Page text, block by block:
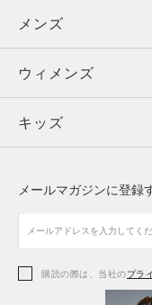
メンズ
ウィメンズ
キッズ
アクセサリー
メンズ
トップス
ボトムス
アクセサリー
ウィメンズ
トップス
シューズ
アクセサリー
キッズ
シューズ
メールマガジンに登録
購読の際は、当社のプラ